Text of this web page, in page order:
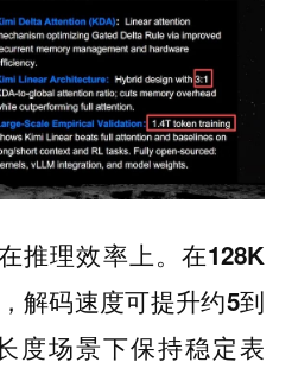
推理效率上。 在128K
解码速度可提升约5到
度场景下保持稳定表